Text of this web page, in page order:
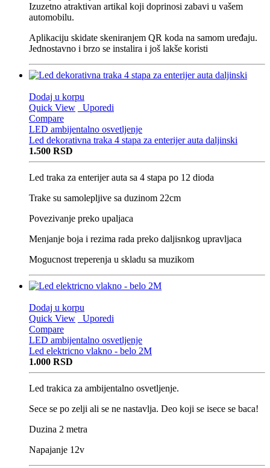
Izuzetno atraktivan artikal koji doprinosi zabavi u vašem
automobilu.
Aplikaciju skidate skeniranjem QR koda na samom uređaju.
Jednostavno i brzo se instalira i još lakše koristi
Dodaj u korpu
Quick View
Uporedi
Compare
LED ambijentalno osvetljenje
Led dekorativna traka 4 stapa za enterijer auta daljinski
1.500 RSD
Led traka za enterijer auta sa 4 stapa po 12 dioda
Trake su samolepljive sa duzinom 22cm
Povezivanje preko upaljaca
Menjanje boja i rezima rada preko daljisnkog upravljaca
Mogucnost treperenja u skladu sa muzikom
Dodaj u korpu
Quick View
Uporedi
Compare
LED ambijentalno osvetljenje
Led elektricno vlakno - belo 2M
1.000 RSD
Led trakica za ambijentalno osvetljenje.
Sece se po zelji ali se ne nastavlja. Deo koji se isece se baca!
Duzina 2 metra
Napajanje 12v